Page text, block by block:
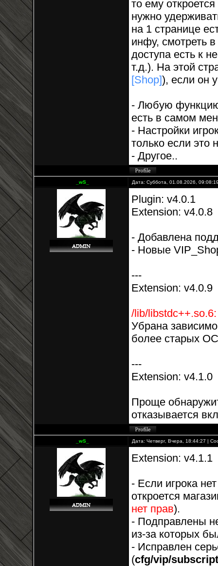
то ему
нужно
на 1 странице
инфу, смотреть в
доступа есть к
т.д.). На этой
[Shop]), если он
- Любую
есть в самом
- Настройки
только если это
- Другое..
_wS_ Дата: Суббота, 01.08.2026,
Plugin: v4.0.1
Extension: v4.0.8
- Добавлена
- Новые
---
Extension: v4.0.9
/lib/
Убрана
более старых
---
Extension: v4.1.0
Проще
отказывается
_wS_ Дата: Четверг, Вчера, 18:44:27 |
Extension: v4.1.1
- Если игрока
откроется
нет прав).
- Подправлены
из-за которых
- Исправлен
(cfg/vip/